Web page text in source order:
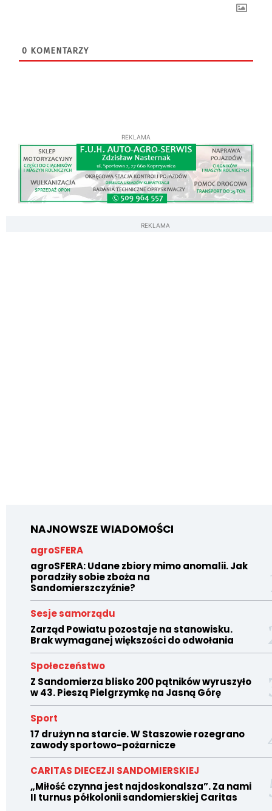
0 KOMENTARZY
REKLAMA
REKLAMA
NAJNOWSZE WIADOMOŚCI
agroSFERA
agroSFERA: Udane zbiory mimo anomalii. Jak
poradziły sobie zboża na
Sandomierszczyźnie?
Sesje samorządu
Zarząd Powiatu pozostaje na stanowisku.
Brak wymaganej większości do odwołania
Społeczeństwo
Z Sandomierza blisko 200 pątników wyruszyło
w 43. Pieszą Pielgrzymkę na Jasną Górę
Sport
17 drużyn na starcie. W Staszowie rozegrano
zawody sportowo-pożarnicze
CARITAS DIECEZJI SANDOMIERSKIEJ
„Miłość czynna jest najdoskonalsza”. Za nami
II turnus półkolonii sandomierskiej Caritas